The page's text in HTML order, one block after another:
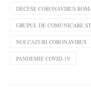
DECESE CORONAVIRUS
GRUPUL DE COMUNICARE
NOI CAZURI CORONAVIRUS
PANDEMIE COVID-19